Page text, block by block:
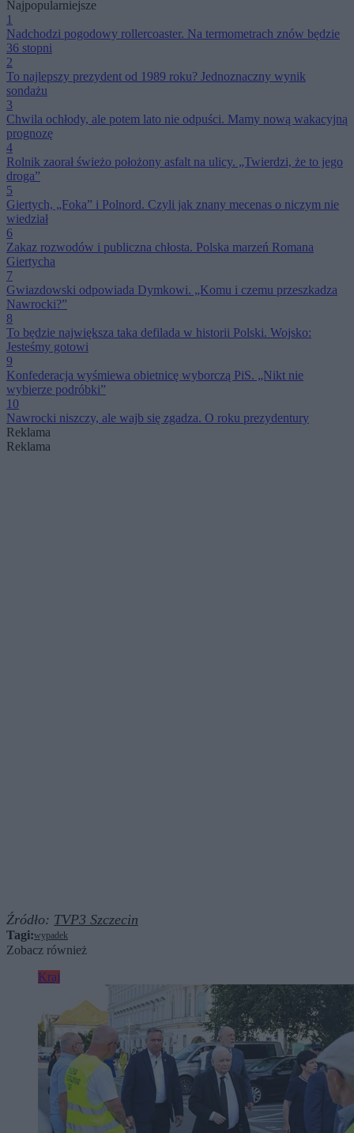
Najpopularniejsze
1
Nadchodzi pogodowy rollercoaster. Na termometrach znów będzie
36 stopni
2
To najlepszy prezydent od 1989 roku? Jednoznaczny wynik
sondażu
3
Chwila ochłody, ale potem lato nie odpuści. Mamy nową wakacyjną
prognozę
4
Rolnik zaorał świeżo położony asfalt na ulicy. „Twierdzi, że to jego
droga”
5
Giertych, „Foka” i Polnord. Czyli jak znany mecenas o niczym nie
wiedział
6
Zakaz rozwodów i publiczna chłosta. Polska marzeń Romana
Giertycha
7
Gwiazdowski odpowiada Dymkowi. „Komu i czemu przeszkadza
Nawrocki?”
8
To będzie największa taka defilada w historii Polski. Wojsko:
Jesteśmy gotowi
9
Konfederacja wyśmiewa obietnicę wyborczą PiS. „Nikt nie
wybierze podróbki”
10
Nawrocki niszczy, ale wajb się zgadza. O roku prezydentury
Reklama
Reklama
Źródło: TVP3 Szczecin
Tagi:wypadek
Zobacz również
Kraj